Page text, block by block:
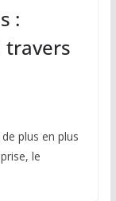
:
travers
plus en plus
le